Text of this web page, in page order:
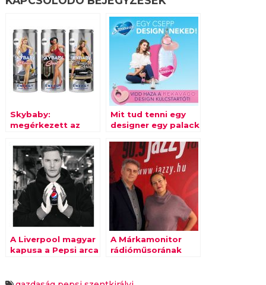
Skybaby:
megérkezett az
legújabb
generációja
Mit tud tenni egy
designer egy palack
A Liverpool magyar
kapusa a Pepsi arca
A Márkamonitor
rádióműsorának